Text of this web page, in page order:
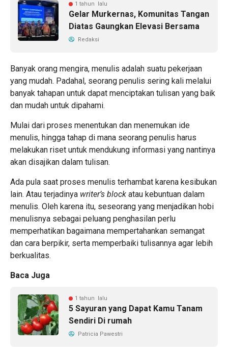
1 tahun lalu
Gelar Murkernas, Komunitas Tangan
Diatas Gaungkan Elevasi Bersama
Redaksi
Banyak orang mengira, menulis adalah suatu pekerjaan
yang mudah. Padahal, seorang penulis sering kali melalui
banyak tahapan untuk dapat menciptakan tulisan yang baik
dan mudah untuk dipahami.
Mulai dari proses menentukan dan menemukan ide
menulis, hingga tahap di mana seorang penulis harus
melakukan riset untuk mendukung informasi yang nantinya
akan disajikan dalam tulisan.
Ada pula saat proses menulis terhambat karena kesibukan
lain. Atau terjadinya writer’s block atau kebuntuan dalam
menulis. Oleh karena itu, seseorang yang menjadikan hobi
menulisnya sebagai peluang penghasilan perlu
memperhatikan bagaimana mempertahankan semangat
dan cara berpikir, serta memperbaiki tulisannya agar lebih
berkualitas.
Baca Juga
1 tahun lalu
5 Sayuran yang Dapat Kamu Tanam
Sendiri Di rumah
Patricia Pawestri